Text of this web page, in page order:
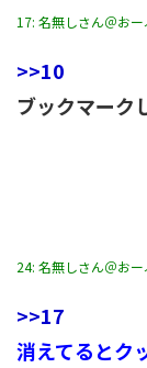
17: 名無しさん＠おー
>>10
ブックマーク
24: 名無しさん＠おー
>>17
消えてるとク